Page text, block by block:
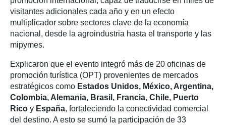
visitantes adicionales cada año y en un efecto
multiplicador sobre sectores clave de la economía
nacional, desde la agroindustria hasta el transporte y las
mipymes.
Explicaron que el evento integró más de 20 oficinas de
promoción turística (OPT) provenientes de mercados
estratégicos como Estados Unidos, México, Argentina,
Colombia, Alemania, Brasil, Francia, Chile, Puerto
Rico y España, fortaleciendo la conectividad comercial
del destino. A esto se sumó la participación de 33